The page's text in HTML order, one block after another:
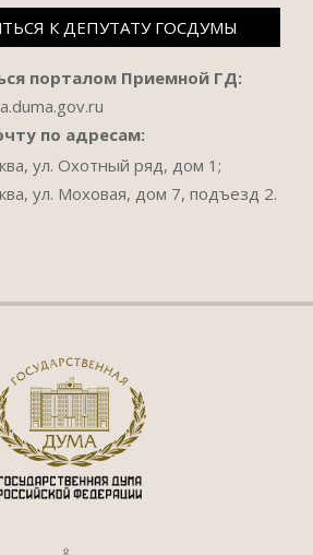
К ДЕПУТАТУ ГОСДУМЫ
порталом Приемной ГД:
по адресам:
ул. Охотный ряд, дом 1;
ул. Моховая, дом 7, подъезд 2.